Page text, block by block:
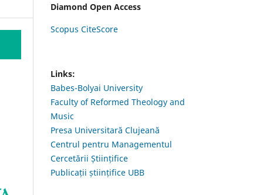
Diamond Open Access
Scopus CiteScore
Links:
Babes-Bolyai University
Faculty of Reformed Theology and
Music
Presa Universitară Clujeană
Centrul pentru Managementul
Cercetării Științifice
Publicații științifice UBB